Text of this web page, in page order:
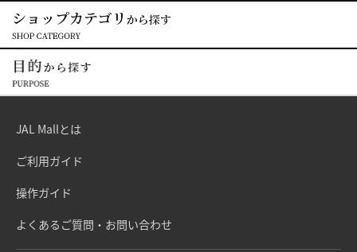
JAL Mallとは
ご利用ガイド
操作ガイド
よくあるご質問・お問い合わせ